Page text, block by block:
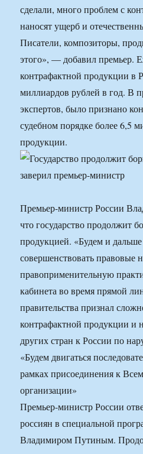
сделали, много проблем с
наносят ущерб и
Писатели, композиторы,
этого», — добавил премьер.
контрафактной продукции в
миллиардов рублей в год. В
экспертов, было признано
судебном порядке более 6,5
продукции.
Премьер-министр России
что государство продолжит
продукцией. «Будем и дальше
совершенствовать правовые
правоприменительную
кабинета во время прямой
правительства признал
контрафактной продукции и
других стран к России по
«Будем двигаться
рамках присоединения к
организации»
Премьер-министр России
россиян в специальной
Владимиром Путиным.